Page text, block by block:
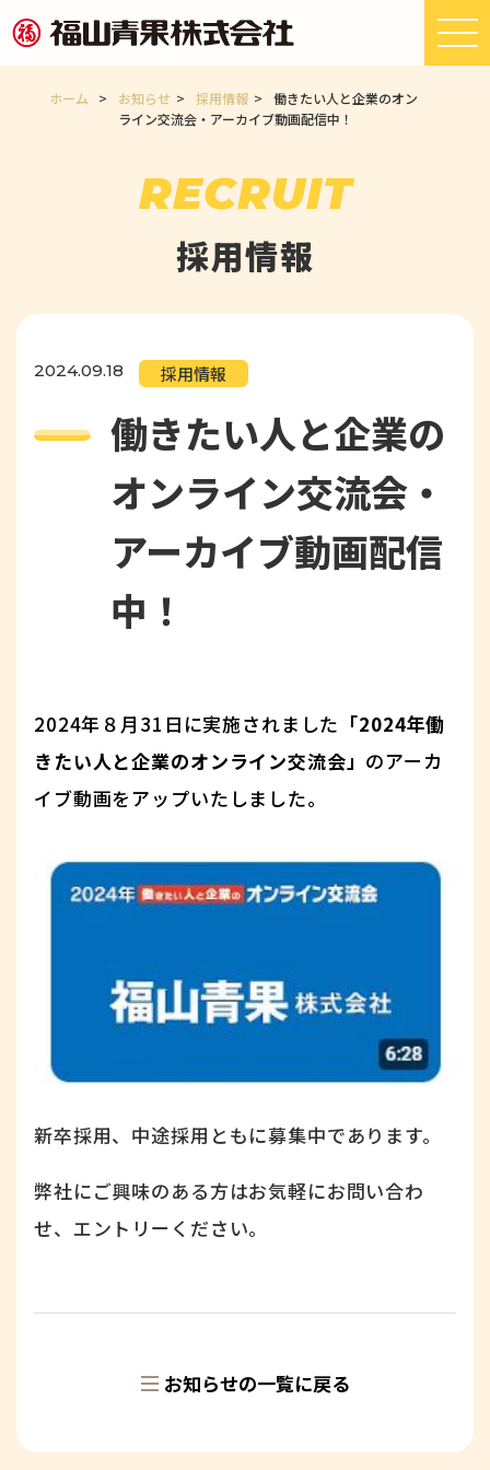
ホーム > お知らせ > 採用情報 >
働きたい人と企業のオン
ライン交流会・アーカイブ動画配信中！
RECRUIT
採用情報
2024.09.18 採用情報
働きたい人と企業の
オンライン交流会・
アーカイブ動画配信
中！
2024年８月31日に実施されました 「2024年働
きたい人と企業のオンライン交流会」 のアーカ
イブ動画をアップいたしました。
新卒採用、中途採用ともに募集中であります。
弊社にご興味のある方はお気軽にお問い合わ
せ、エントリーください。
お知らせの一覧に戻る